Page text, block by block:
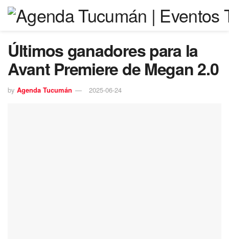
Últimos ganadores para la
Avant Premiere de Megan 2.0
by Agenda Tucumán 2025-06-24